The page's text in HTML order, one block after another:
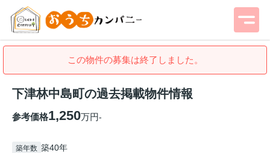
この物件の募集は終了しました。
下津林中島町の過去掲載物件情報
参考価格1,250万円-
築年数 築40年